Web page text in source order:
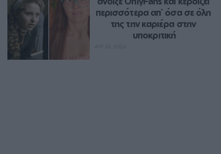
περισσότερα απ` όσα σε όλη
της την καριέρα στην
υποκριτική